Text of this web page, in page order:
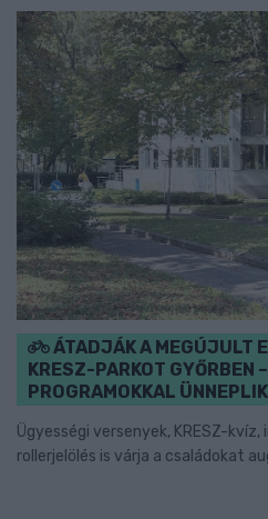
ÁTADJÁK A MEGÚJULT
KRESZ-PARKOT GYŐRBEN
PROGRAMOKKAL
Ügyességi versenyek, KRESZ-
rollerjelölés is várja a családokat